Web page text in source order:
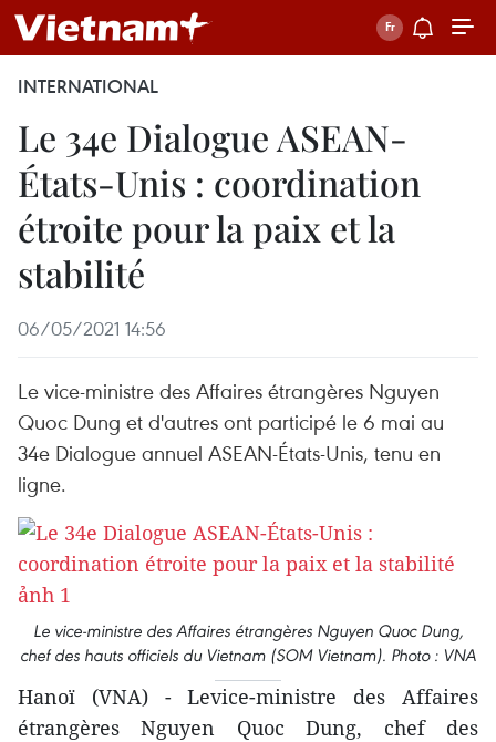
INTERNATIONAL
Le 34e Dialogue ASEAN-
États-Unis : coordination
étroite pour la paix et la
stabilité
06/05/2021 14:56
Le vice-ministre des Affaires étrangères Nguyen
Quoc Dung et d'autres ont participé le 6 mai au
34e Dialogue annuel ASEAN-États-Unis, tenu en
ligne.
Le vice-ministre des Affaires étrangères Nguyen Quoc Dung,
chef des hauts officiels du Vietnam (SOM Vietnam). Photo : VNA
Hanoï (VNA) - Levice-ministre des Affaires
étrangères Nguyen Quoc Dung, chef des